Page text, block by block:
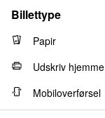
Billettype
Papir
Udskriv hjemme
Mobiloverførsel